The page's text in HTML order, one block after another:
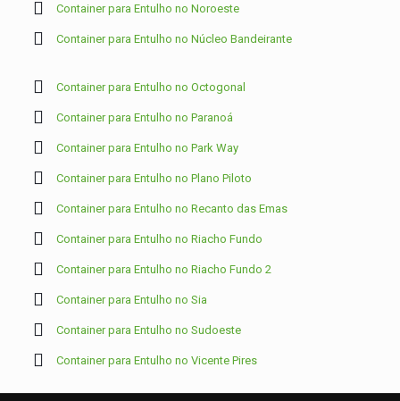
Container para Entulho no Noroeste
Container para Entulho no Núcleo Bandeirante
Container para Entulho no Octogonal
Container para Entulho no Paranoá
Container para Entulho no Park Way
Container para Entulho no Plano Piloto
Container para Entulho no Recanto das Emas
Container para Entulho no Riacho Fundo
Container para Entulho no Riacho Fundo 2
Container para Entulho no Sia
Container para Entulho no Sudoeste
Container para Entulho no Vicente Pires